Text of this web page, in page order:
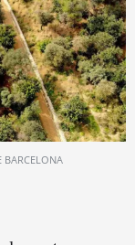
BARCELONA